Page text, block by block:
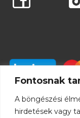
Fontosnak
A böngészési
hirdetések vagy